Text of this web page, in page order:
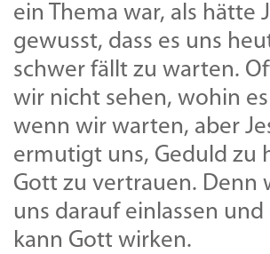
ein Thema war, als hätte
gewusst, dass es uns
schwer fällt zu warten.
wir nicht sehen, wohin
wenn wir warten, aber
ermutigt uns, Geduld zu
Gott zu vertrauen. Denn
uns darauf einlassen und
kann Gott wirken.